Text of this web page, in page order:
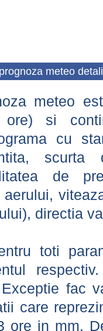
meteo
meteo
si
cu
scurta
de
directia
toti
fac
care
ore in mm.